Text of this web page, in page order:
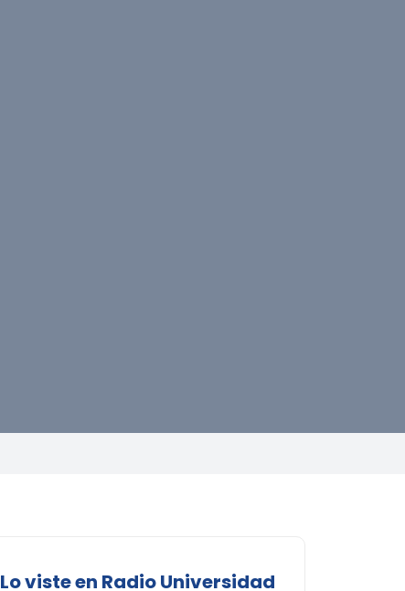
Lo viste en Radio Universidad